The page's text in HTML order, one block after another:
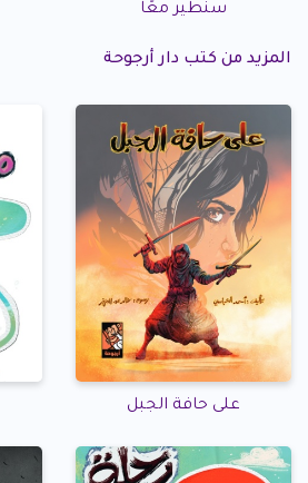
سنطير معًا
المزيد من كتب دار أرجوحة
على حافة الجبل